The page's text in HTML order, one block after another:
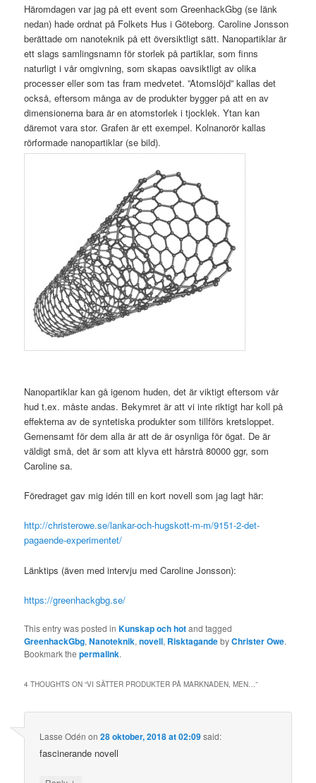
Häromdagen var jag på ett event som GreenhackGbg (se länk
nedan) hade ordnat på Folkets Hus i Göteborg. Caroline Jonsson
berättade om nanoteknik på ett översiktligt sätt. Nanopartiklar är
ett slags samlingsnamn för storlek på partiklar, som finns
naturligt i vår omgivning, som skapas oavsiktligt av olika
processer eller som tas fram medvetet. ”Atomslöjd” kallas det
också, eftersom många av de produkter bygger på att en av
dimensionerna bara är en atomstorlek i tjocklek. Ytan kan
däremot vara stor. Grafen är ett exempel. Kolnanorör kallas
rörformade nanopartiklar (se bild).
Nanopartiklar kan gå igenom huden, det är viktigt eftersom vår
hud t.ex. måste andas. Bekymret är att vi inte riktigt har koll på
effekterna av de syntetiska produkter som tillförs kretsloppet.
Gemensamt för dem alla är att de är osynliga för ögat. De är
väldigt små, det är som att klyva ett hårstrå 80000 ggr, som
Caroline sa.
Föredraget gav mig idén till en kort novell som jag lagt här:
http://christerowe.se/lankar-och-hugskott-m-m/9151-2-det-
pagaende-experimentet/
Länktips (även med intervju med Caroline Jonsson):
https://greenhackgbg.se/
This entry was posted inKunskap och hotand tagged
GreenhackGbg,Nanoteknik,novell, RisktagandebyChrister Owe.
Bookmark thepermalink.
4 THOUGHTS ON “VI SÄTTER PRODUKTER PÅ MARKNADEN, MEN…”
Lasse Odén on28 oktober, 2018 at 02:09said:
fascinerande novell